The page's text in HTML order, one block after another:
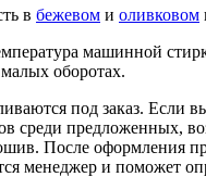
в бежевом и оливковом
машинной
оборотах.
под заказ. Если
среди предложенных,
После оформления
менеджер и поможет